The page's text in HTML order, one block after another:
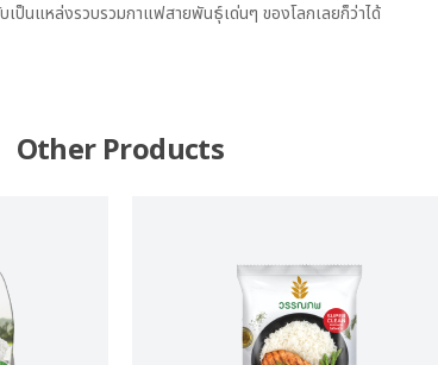
ป็นแหล่งรวบรวมกาแฟสายพันธุ์เด่นๆ ของโลกเลยก็ว่าได้
Other Products